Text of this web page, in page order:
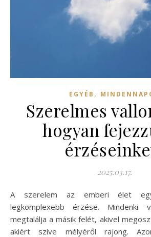
EGYÉB ,
Szerelmes
hogyan
2025.03.17.
A szerelem az emberi élet egyik legszebb és
legkomplexebb érzése. Mindenki
megtalálja a másik felét, akivel
akiért szíve mélyéről rajong.